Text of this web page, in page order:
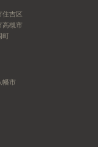
住吉区
高槻市
町
幡市